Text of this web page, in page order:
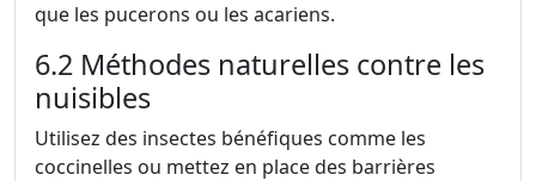
que les pucerons ou les acariens.
6.2 Méthodes naturelles contre les
nuisibles
Utilisez des insectes bénéfiques comme les
coccinelles ou mettez en place des barrières